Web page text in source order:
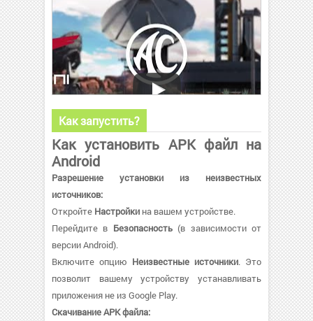
Как запустить?
Как установить APK файл на
Android
Разрешение установки из неизвестных
источников:
Откройте Настройки на вашем устройстве.
Перейдите в Безопасность(в зависимости от
версии Android).
Включите опцию Неизвестные источники. Это
позволит вашему устройству устанавливать
приложения не из Google Play.
Скачивание APK файла: